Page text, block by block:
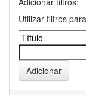
Utilizar filtros